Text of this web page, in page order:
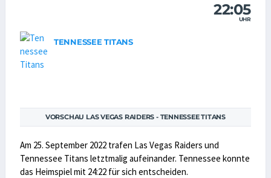
22:05
UHR
TENNESSEE TITANS
VORSCHAU LAS VEGAS RAIDERS - TENNESSEE TITANS
Am 25. September 2022 trafen Las Vegas Raiders und
Tennessee Titans letztmalig aufeinander. Tennessee konnte
das Heimspiel mit 24:22 für sich entscheiden.